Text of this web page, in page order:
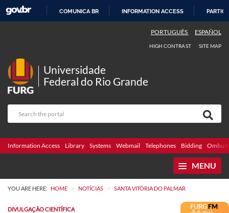
COMUNICA BR INFORMATION ACCESS
PORTUGUÊS ESPAÑOL
HIGH CONTRAST SITE MAP
Universidade
Federal do Rio Grande
Information Access Library Systems Webmail Telephones Bidding
MENU
YOU ARE HERE: HOME > NOTÍCIAS > SANTA VITÓRIA DO PALMAR
DIVULGAÇÃO CIENTÍFICA